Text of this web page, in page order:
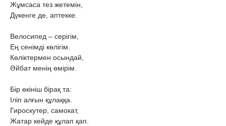
Жұмсаса тез жетемін,
Дүкенге де, аптекке.
Велосипед – серігім,
Ең сенімді көлігім.
Көліктермен осындай,
Əйбат менің өмірім.
Бір өкініш бірақ та:
Іліп алғын құлаққа.
Гироскутер, самокат,
Жатар кейде құлап қап.